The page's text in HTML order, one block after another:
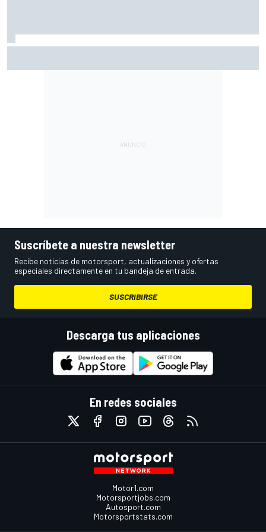
Suscríbete a nuestra newsletter
Recibe noticias de motorsport, actualizaciones y ofertas
especiales directamente en tu bandeja de entrada.
SUSCRIBIRSE
Descarga tus aplicaciones
En redes sociales
Motor1.com
Motorsportjobs.com
Autosport.com
Motorsportstats.com